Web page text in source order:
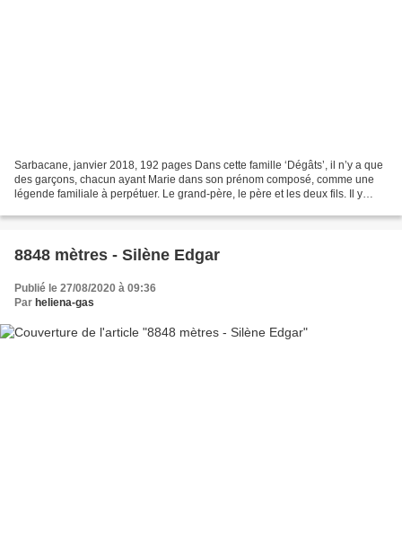
Sarbacane, janvier 2018, 192 pages Dans cette famille ‘Dégâts’, il n’y a que
des garçons, chacun ayant Marie dans son prénom composé, comme une
légende familiale à perpétuer. Le grand-père, le père et les deux fils. Il y
8848 mètres - Silène Edgar
Publié le 27/08/2020 à 09:36
Par heliena-gas